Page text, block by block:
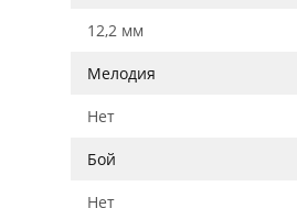
12,2 мм
Мелодия
Нет
Бой
Нет